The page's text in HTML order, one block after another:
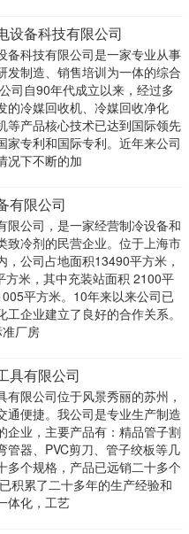
设备科技有限公司
备科技有限公司是一家专业从事
发制造、销售培训为一体的综合
司自90年代成立以来，经过多
的冷媒回收机、冷媒回收净化
等产品核心技术已达到国际领先
家专利和国际专利。近年来公司
况下不断的加
有限公司
限公司，是一家经营制冷设备和
致冷剂的民营企业。位于上海市
，公司占地面积13490平方米，
方米，其中充装站面积 2100平
平方米。10年来以来公司已
企业建立了良好的合作关系。
厂房
具有限公司
有限公司位于风景秀丽的苏州，
通便捷。我公司是专业生产制造
企业，主要产品有：精品管子割
管器、PVC剪刀、管子绞板等几
多个规格，产品已远销二十多个
积累了二十多年的生产经验和
体化，工艺